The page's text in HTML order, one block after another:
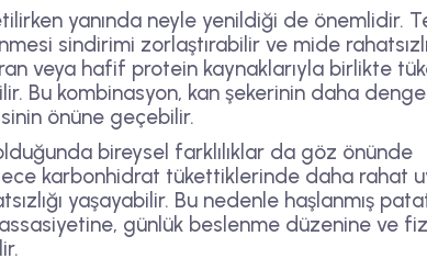
yanında neyle yenildiği de önemlidir.
sindirimi zorlaştırabilir ve mide
veya hafif protein kaynaklarıyla birlikte
Bu kombinasyon, kan şekerinin daha
önüne geçebilir.
bireysel farklılıklar da göz önünde
karbonhidrat tükettiklerinde daha rahat
yaşayabilir. Bu nedenle haşlanmış
günlük beslenme düzenine ve